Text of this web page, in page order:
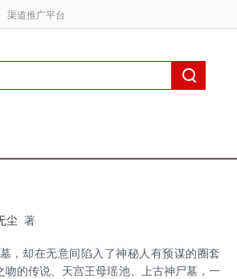
渠道推广平台
尘 著
，却在无意间陷入了神秘人有预谋的圈套
的传说、天宫王母瑶池、上古神尸墓，一